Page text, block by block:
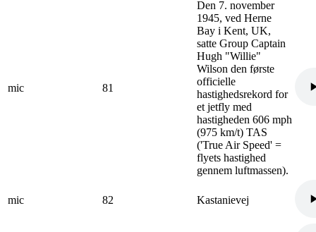
mic 81
Den 7. november
1945, ved Herne
Bay i Kent, UK,
satte Group Captain
Hugh "Willie"
Wilson den første
officielle
hastighedsrekord for
et jetfly med
hastigheden 606 mph
(975 km/t) TAS
('True Air Speed' =
flyets hastighed
gennem luftmassen).
mic 82 Kastanievej